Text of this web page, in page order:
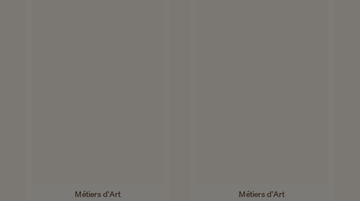
Métiers d'Art Métiers d'Art